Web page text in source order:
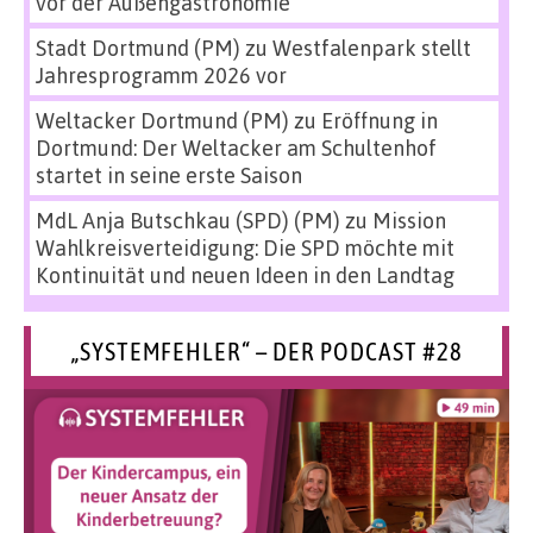
Stadt Dortmund (PM) zu Westfalenpark stellt
Jahresprogramm 2026 vor
Weltacker Dortmund (PM) zu Eröffnung in
Dortmund: Der Weltacker am Schultenhof
startet in seine erste Saison
MdL Anja Butschkau (SPD) (PM) zu Mission
Wahlkreisverteidigung: Die SPD möchte mit
Kontinuität und neuen Ideen in den Landtag
„SYSTEMFEHLER“ – DER PODCAST #28